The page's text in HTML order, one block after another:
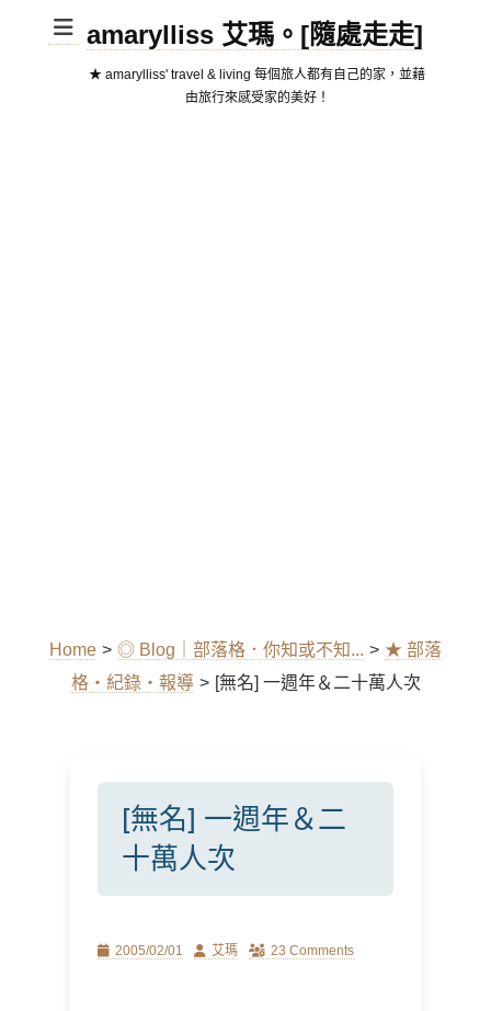
amarylliss 艾瑪。[隨處走走]
★ amarylliss' travel & living 每個旅人都有自己的家，並藉
由旅行來感受家的美好！
Home > ◎ Blog｜部落格．你知或不知... > ★ 部落
格‧紀錄‧報導 > [無名] 一週年＆二十萬人次
[無名] 一週年＆二
十萬人次
Posted
2005/02/01 Author
艾瑪 23 Comments